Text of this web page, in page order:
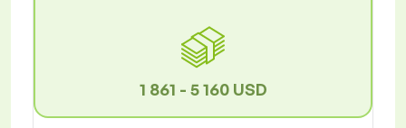
1 861 - 5 160 USD